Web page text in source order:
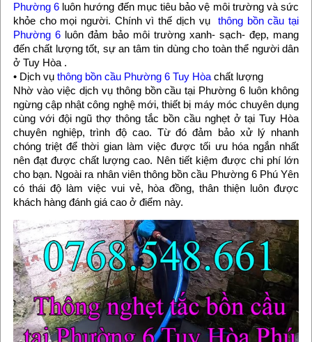
Phường 6 luôn hướng đến mục tiêu bảo vệ môi trường và sức
khỏe cho mọi người. Chính vì thế dịch vụthông bồn cầu tại
Phường 6luôn đảm bảo môi trường xanh- sạch- đẹp, mang
đến chất lượng tốt, sự an tâm tin dùng cho toàn thể người dân
ở Tuy Hòa .
• Dịch vụ thông bồn cầu Phường 6 Tuy Hòachất lượng
Nhờ vào việc dịch vụ thông bồn cầu tại Phường 6 luôn không
ngừng cập nhật công nghệ mới, thiết bị máy móc chuyên dụng
cùng với đội ngũ thợ thông tắc bồn cầu nghẹt ở tại Tuy Hòa
chuyên nghiệp, trình độ cao. Từ đó đảm bảo xử lý nhanh
chóng triệt để thời gian làm việc được tối ưu hóa ngắn nhất
nên đạt được chất lượng cao. Nên tiết kiệm được chi phí lớn
cho bạn. Ngoài ra nhân viên thông bồn cầu Phường 6 Phú Yên
có thái độ làm việc vui vẻ, hòa đồng, thân thiện luôn được
khách hàng đánh giá cao ở điểm này.